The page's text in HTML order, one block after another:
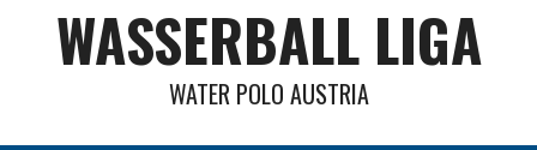
WASSERBALL LIGA
WATER POLO AUSTRIA